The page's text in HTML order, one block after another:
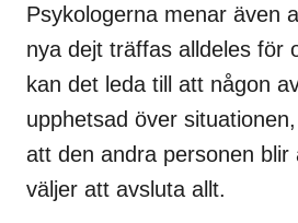
Psykologerna menar även
nya dejt träffas alldeles för
kan det leda till att någon
upphetsad över
att den andra personen blir
väljer att avsluta allt.